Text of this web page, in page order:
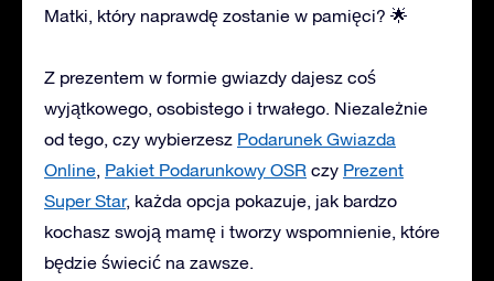
Matki, który naprawdę zostanie w pamięci? 🌟
Z prezentem w formie gwiazdy dajesz coś
wyjątkowego, osobistego i trwałego. Niezależnie
od tego, czy wybierzesz Podarunek Gwiazda
Online, Pakiet Podarunkowy OSR czy Prezent
Super Star, każda opcja pokazuje, jak bardzo
kochasz swoją mamę i tworzy wspomnienie, które
będzie świecić na zawsze.